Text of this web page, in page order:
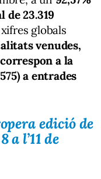
de 23.319
globals
venudes,
correspon a la
a entrades
edició de
a l’11 de